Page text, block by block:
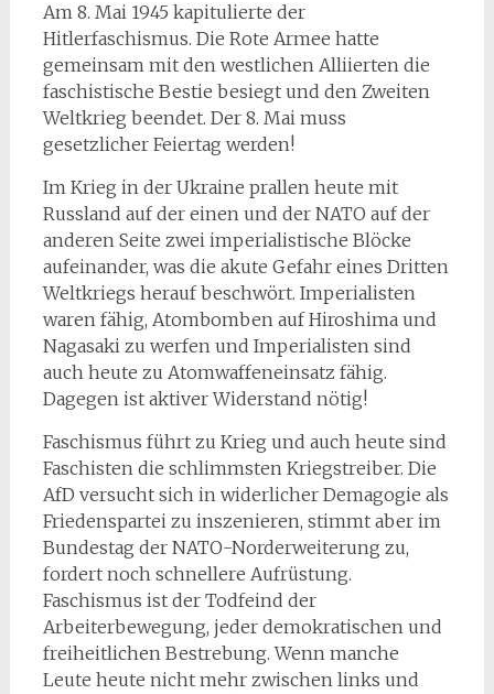
Am 8. Mai 1945 kapitulierte der
Hitlerfaschismus. Die Rote Armee hatte
gemeinsam mit den westlichen Alliierten die
faschistische Bestie besiegt und den Zweiten
Weltkrieg beendet. Der 8. Mai muss
gesetzlicher Feiertag werden!
Im Krieg in der Ukraine prallen heute mit
Russland auf der einen und der NATO auf der
anderen Seite zwei imperialistische Blöcke
aufeinander, was die akute Gefahr eines Dritten
Weltkriegs herauf beschwört. Imperialisten
waren fähig, Atombomben auf Hiroshima und
Nagasaki zu werfen und Imperialisten sind
auch heute zu Atomwaffeneinsatz fähig.
Dagegen ist aktiver Widerstand nötig!
Faschismus führt zu Krieg und auch heute sind
Faschisten die schlimmsten Kriegstreiber. Die
AfD versucht sich in widerlicher Demagogie als
Friedenspartei zu inszenieren, stimmt aber im
Bundestag der NATO-Norderweiterung zu,
fordert noch schnellere Aufrüstung.
Faschismus ist der Todfeind der
Arbeiterbewegung, jeder demokratischen und
freiheitlichen Bestrebung. Wenn manche
Leute heute nicht mehr zwischen links und